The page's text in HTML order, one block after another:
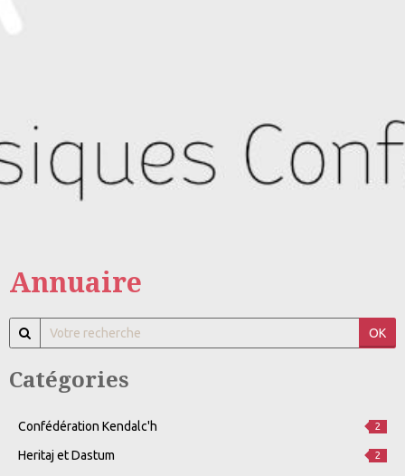
Annuaire
OK
Catégories
Confédération Kendalc'h 2
Heritaj et Dastum 2